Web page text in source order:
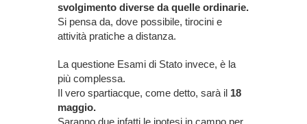
svolgimento diverse da quelle ordinarie.
Si pensa da, dove possibile, tirocini e
attività pratiche a distanza.
La questione Esami di Stato invece, è la
più complessa.
Il vero spartiacque, come detto, sarà il 18
maggio.
Saranno due infatti le ipotesi in campo per